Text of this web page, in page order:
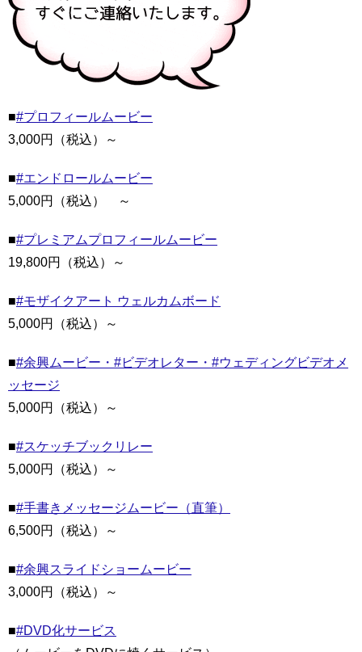
■#プロフィールムービー
3,000円（税込）～
■#エンドロールムービー
5,000円（税込） ～
■#プレミアムプロフィールムービー
19,800円（税込）～
■#モザイクアート ウェルカムボード
5,000円（税込）～
■#余興ムービー・#ビデオレター・#ウェディングビデオメ
ッセージ
5,000円（税込）～
■#スケッチブックリレー
5,000円（税込）～
■#手書きメッセージムービー（直筆）
6,500円（税込）～
■#余興スライドショームービー
3,000円（税込）～
■#DVD化サービス